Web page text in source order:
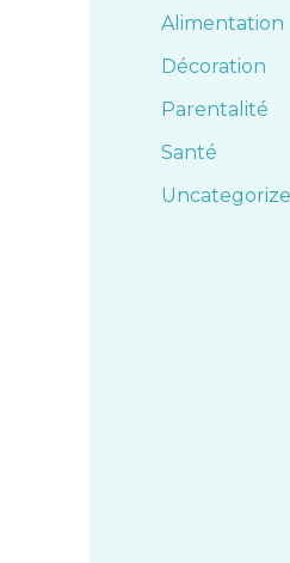
Alimentation
Décoration
Parentalité
Santé